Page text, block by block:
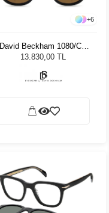
+6
David Beckham 1080/CS
05K99 49 Unisex Güneş
13.830,00 TL